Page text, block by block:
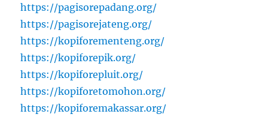
https://pagisorepadang.org/
https://pagisorejateng.org/
https://kopiforementeng.org/
https://kopiforepik.org/
https://kopiforepluit.org/
https://kopiforetomohon.org/
https://kopiforemakassar.org/